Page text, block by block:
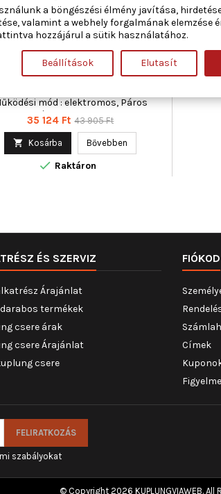
MARELLI 350103033000
ABLAKEMELŐ JOBB ELSŐ FIAT
száma : 5, Beépítési oldal : jobb első,
Csatlakozók száma : 2, Kiegészítő
mód : elektromos, Páros
cikkszám : 350103034000
Ár
35 124 Ft Normál
43 905 Ft
 Kosárba Bővebben
 Raktáron
ÉS SZERVIZ
Árajánlat
termékek
csere árak
csere Árajánlat
csere
FIÓKOD
Címek
szabályokat
© Copyright 2026 KUPLUNGVIAWEB. All
a böngészési élmény javítása,
valamint a webhely forgalmának elemzése
hozzájárul a sütik használatához.
Beállítások Elutasít